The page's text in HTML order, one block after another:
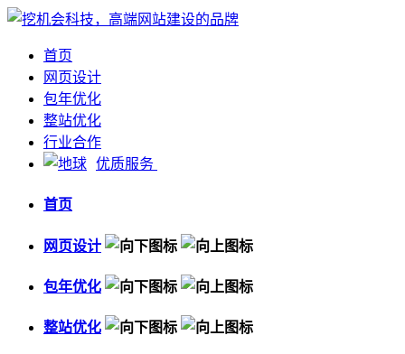
首页
网页设计
包年优化
整站优化
行业合作
优质服务
首页
网页设计
包年优化
整站优化